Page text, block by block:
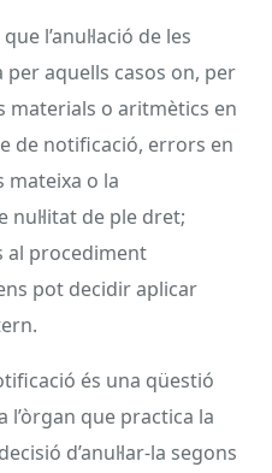
l’anul·lació de les
aquells casos on, per
materials o aritmètics en
de notificació, errors en
mateixa o la
nul·litat de ple dret;
al procediment
pot decidir aplicar
és una qüestió
l’òrgan que practica la
d’anul·lar-la segons